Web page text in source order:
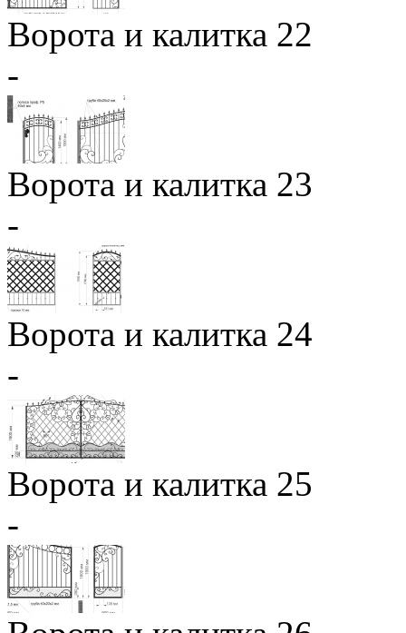
Ворота и калитка 22
-
Ворота и калитка 23
-
Ворота и калитка 24
-
Ворота и калитка 25
-